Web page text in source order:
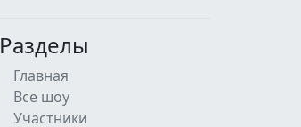
Разделы
Главная
Все шоу
Участники